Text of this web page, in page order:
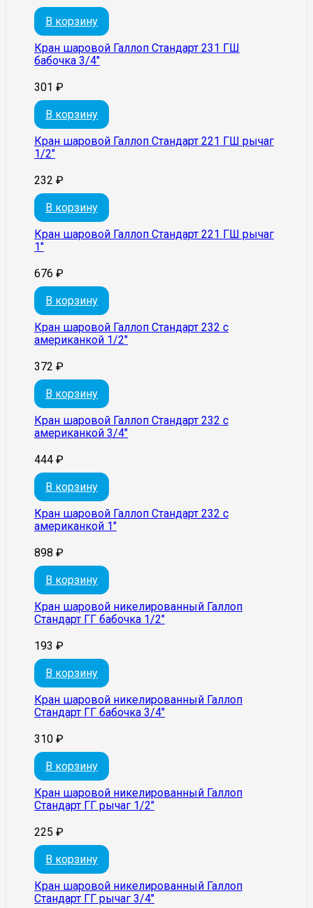
В корзину
Кран шаровой Галлоп Стандарт 231 ГШ
бабочка 3/4″
301 ₽
В корзину
Кран шаровой Галлоп Стандарт 221 ГШ рычаг
1/2″
232 ₽
В корзину
Кран шаровой Галлоп Стандарт 221 ГШ рычаг
1″
676 ₽
В корзину
Кран шаровой Галлоп Стандарт 232 с
американкой 1/2″
372 ₽
В корзину
Кран шаровой Галлоп Стандарт 232 с
американкой 3/4″
444 ₽
В корзину
Кран шаровой Галлоп Стандарт 232 с
американкой 1″
898 ₽
В корзину
Кран шаровой никелированный Галлоп
Стандарт ГГ бабочка 1/2″
193 ₽
В корзину
Кран шаровой никелированный Галлоп
Стандарт ГГ бабочка 3/4″
310 ₽
В корзину
Кран шаровой никелированный Галлоп
Стандарт ГГ рычаг 1/2″
225 ₽
В корзину
Кран шаровой никелированный Галлоп
Стандарт ГГ рычаг 3/4″